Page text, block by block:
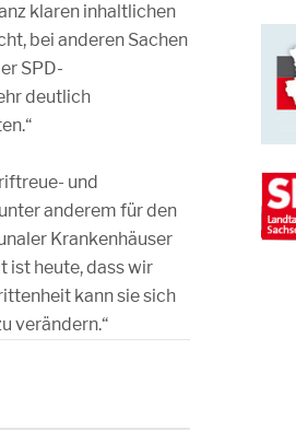
klaren inhaltlichen
bei anderen Sachen
SPD-
deutlich
und
anderem für den
Krankenhäuser
ist heute, dass wir
kann sie sich
verändern.“